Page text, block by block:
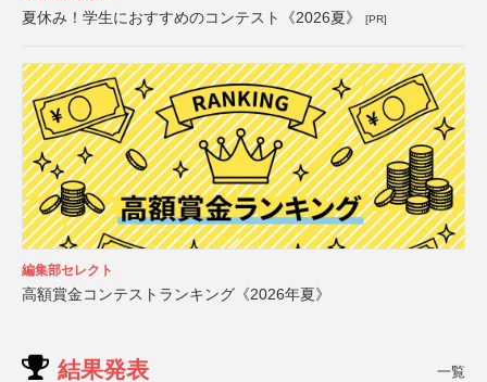
夏休み！学生におすすめのコンテスト《2026夏》 [PR]
編集部セレクト
高額賞金コンテストランキング《2026年夏》
結果発表 一覧